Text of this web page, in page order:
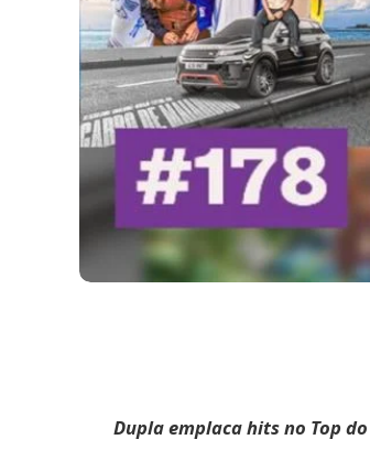
Dupla emplaca hits no Top